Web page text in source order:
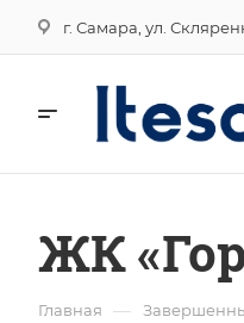
г. Самара, ул.
ЖК
Главная —